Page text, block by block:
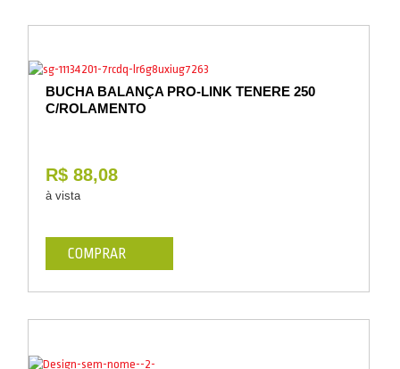
BUCHA BALANÇA PRO-LINK TENERE 250
C/ROLAMENTO
R$ 88,08
à vista
COMPRAR